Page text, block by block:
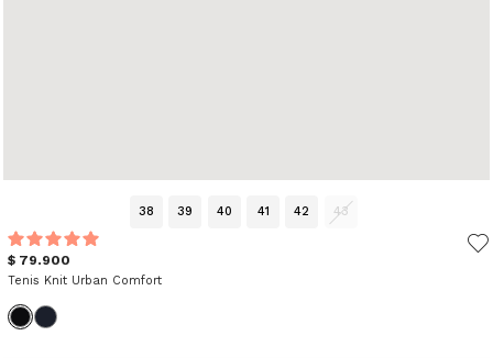
38 39 40 41 42 43
$ 79.900
Tenis Knit Urban Comfort